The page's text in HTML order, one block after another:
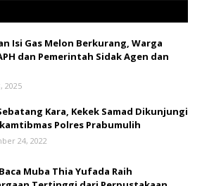
Isi Gas Melon Berkurang, Warga
dan Pemerintah Sidak Agen dan
2025
Kara, Kekek Samad Dikunjungi
Polres Prabumulih
24, 2022
Muba Thia Yufada Raih